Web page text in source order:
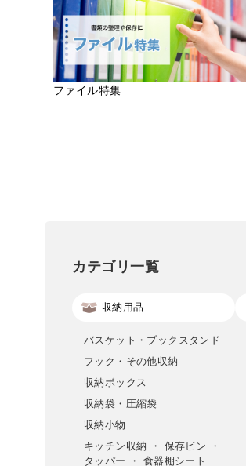
ファイル特集
カテゴリ一覧
収納用品
バスケット・ブックスタンド
フック・その他収納
収納ボックス
収納袋・圧縮袋
収納小物
キッチン収納 ・ 保存ビン ・
タッパー ・ 食器棚シート